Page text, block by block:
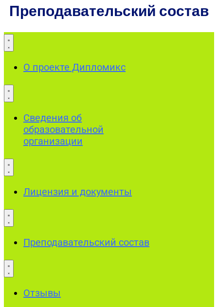
Преподавательский состав
О проекте Дипломикс
Сведения об
образовательной
организации
Лицензия и документы
Преподавательский состав
Отзывы